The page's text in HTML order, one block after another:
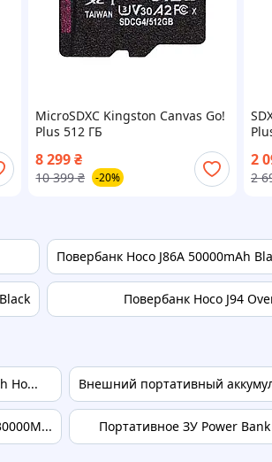
MicroSDXC Kingston Canvas Go!
Plus 512 ГБ
8 299₴
10 399 ₴ -20%
2
2
Повербанк Hoco J86A 50000mAh
Повербанк Hoco J94
Ho... Внешний портативный
Портативное ЗУ Power